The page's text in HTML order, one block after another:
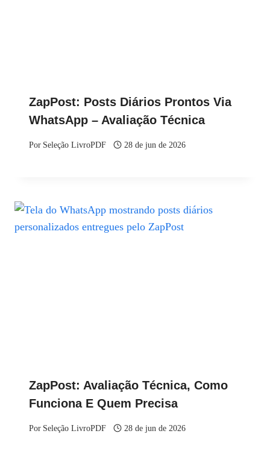
ZapPost: Posts Diários Prontos Via
WhatsApp – Avaliação Técnica
Por Seleção LivroPDF 28 de jun de 2026
ZapPost: Avaliação Técnica, Como
Funciona E Quem Precisa
Por Seleção LivroPDF 28 de jun de 2026